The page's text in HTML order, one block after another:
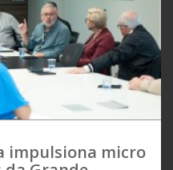
impulsiona micro